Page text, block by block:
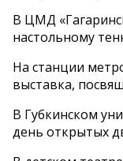
В ЦМД
настольному
На станции
выставка,
В Губкинском
день открытых